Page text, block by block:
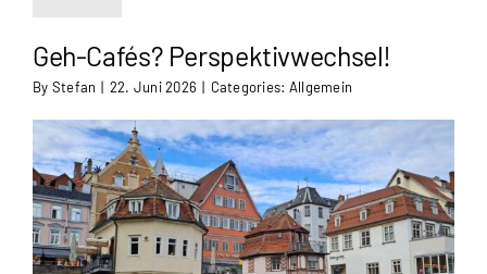
Geh-Cafés? Perspektivwechsel!
By Stefan | 22. Juni 2026 | Categories: Allgemein